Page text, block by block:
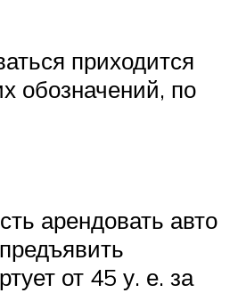
приходится
обозначений, по
арендовать авто
от 45 у. е. за